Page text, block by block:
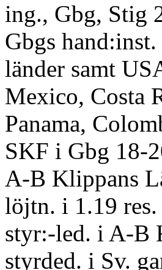
ing., Gbg, Stig
Gbgs
länder samt
Mexico, Costa
Panama,
SKF i Gbg 18-
A-B Klippans
löjtn. i 1.19
styr:-led. i A-B
styrded. i Sv.